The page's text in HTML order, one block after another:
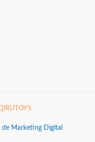
Marketing Digital